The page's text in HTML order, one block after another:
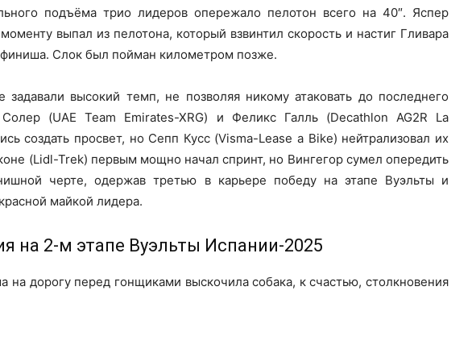
подъёма трио лидеров опережало пелотон всего на 40″. Яспер
выпал из пелотона, который взвинтил скорость и настиг Гливара
Слок был пойман километром позже.
задавали высокий темп, не позволяя никому атаковать до последнего
(UAE Team Emirates-XRG) и Феликс Галль (Decathlon AG2R La
создать просвет, но Сепп Кусс (Visma-Lease a Bike) нейтрализовал их
(Lidl-Trek) первым мощно начал спринт, но Вингегор сумел опередить
черте, одержав третью в карьере победу на этапе Вуэльты и
майкой лидера.
на 2-м этапе Вуэльты Испании-2025
на дорогу перед гонщиками выскочила собака, к счастью, столкновения